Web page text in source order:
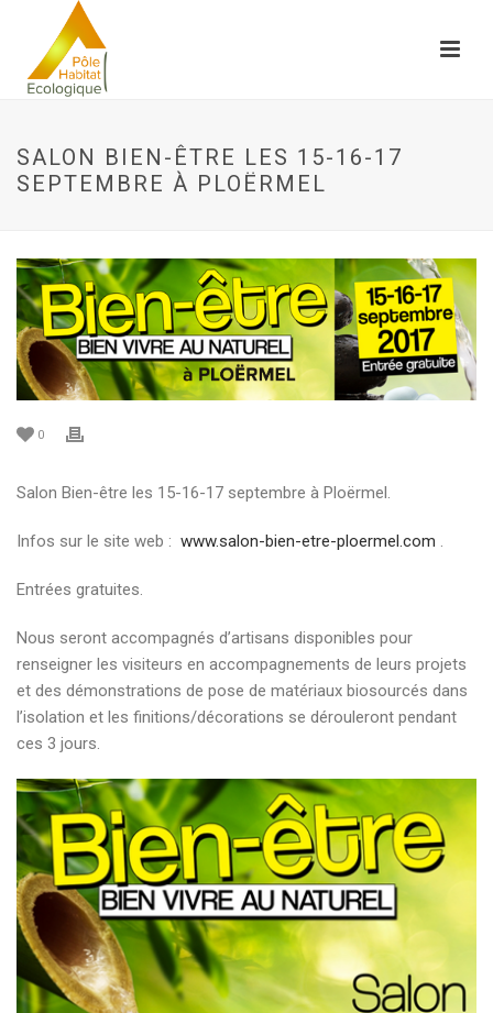
SALON BIEN-ÊTRE LES 15-16-17
SEPTEMBRE À PLOËRMEL
0
Salon Bien-être les 15-16-17 septembre à Ploërmel.
Infos sur le site web : www.salon-bien-etre-ploermel.com .
Entrées gratuites.
Nous seront accompagnés d’artisans disponibles pour
renseigner les visiteurs en accompagnements de leurs projets
et des démonstrations de pose de matériaux biosourcés dans
l’isolation et les finitions/décorations se dérouleront pendant
ces 3 jours.